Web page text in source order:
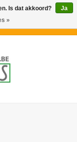
Is dat akkoord?
Ja
»